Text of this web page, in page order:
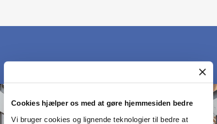
Cookies hjælper os med at gøre hjemmesiden bedre
Vi bruger cookies og lignende teknologier til bedre at